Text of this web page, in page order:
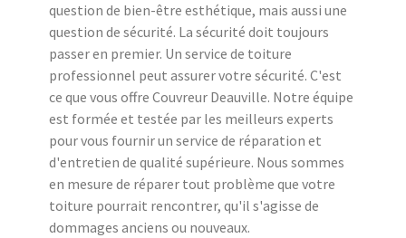
question de bien-être esthétique, mais aussi une
question de sécurité. La sécurité doit toujours
passer en premier. Un service de toiture
professionnel peut assurer votre sécurité. C'est
ce que vous offre Couvreur Deauville. Notre équipe
est formée et testée par les meilleurs experts
pour vous fournir un service de réparation et
d'entretien de qualité supérieure. Nous sommes
en mesure de réparer tout problème que votre
toiture pourrait rencontrer, qu'il s'agisse de
dommages anciens ou nouveaux.